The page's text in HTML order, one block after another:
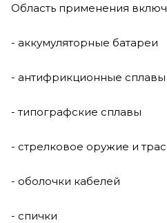
Область применения
- аккумуляторные батареи
- антифрикционные сплавы
- типографские сплавы
- стрелковое оружие и
- оболочки кабелей
- спички